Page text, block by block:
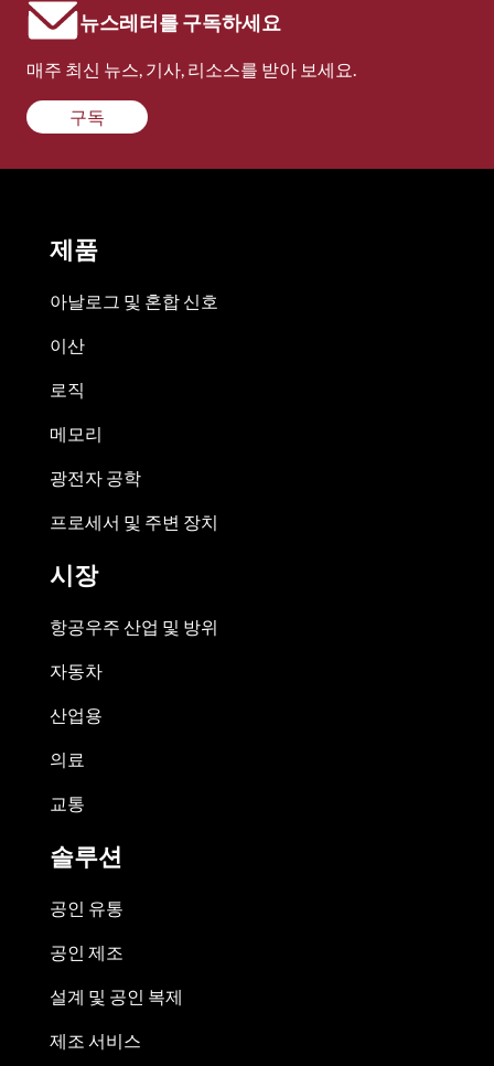
뉴스레터를 구독하세요
매주 최신 뉴스, 기사, 리소스를 받아 보세요.
구독
제품
아날로그 및 혼합 신호
이산
로직
메모리
광전자 공학
프로세서 및 주변 장치
시장
항공우주 산업 및 방위
자동차
산업용
의료
교통
솔루션
공인 유통
공인 제조
설계 및 공인 복제
제조 서비스